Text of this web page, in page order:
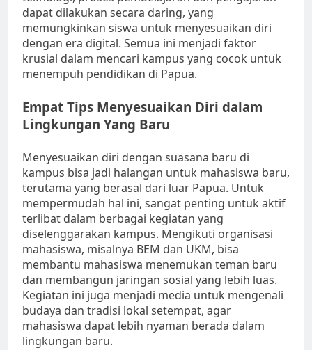
dapat dilakukan secara daring, yang
memungkinkan siswa untuk menyesuaikan diri
dengan era digital. Semua ini menjadi faktor
krusial dalam mencari kampus yang cocok untuk
menempuh pendidikan di Papua.
Empat Tips Menyesuaikan Diri dalam
Lingkungan Yang Baru
Menyesuaikan diri dengan suasana baru di
kampus bisa jadi halangan untuk mahasiswa baru,
terutama yang berasal dari luar Papua. Untuk
mempermudah hal ini, sangat penting untuk aktif
terlibat dalam berbagai kegiatan yang
diselenggarakan kampus. Mengikuti organisasi
mahasiswa, misalnya BEM dan UKM, bisa
membantu mahasiswa menemukan teman baru
dan membangun jaringan sosial yang lebih luas.
Kegiatan ini juga menjadi media untuk mengenali
budaya dan tradisi lokal setempat, agar
mahasiswa dapat lebih nyaman berada dalam
lingkungan baru.